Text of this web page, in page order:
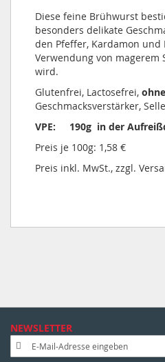
Diese feine Brühwurst
besonders delikate
den Pfeffer, Kardamon
Verwendung von magerem
wird.
Glutenfrei, Lactosefrei,
Geschmacksverstärker,
VPE: 190g in der
Preis je 100g: 1,58 €
Preis inkl. MwSt., zzgl.
NEWSLETTER
n